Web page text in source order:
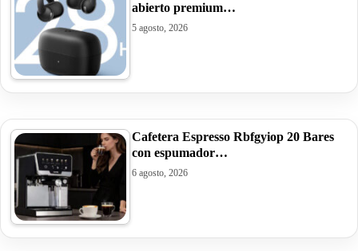
abierto premium…
5 agosto, 2026
Cafetera Espresso Rbfgyiop 20 Bares
con espumador…
6 agosto, 2026